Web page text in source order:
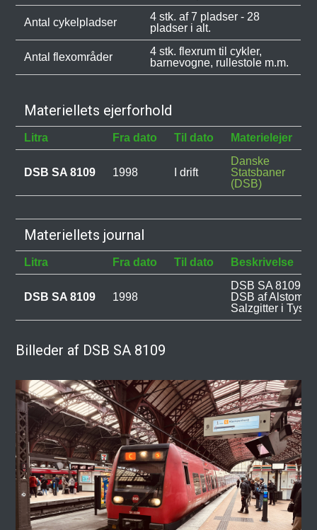
Antal cykelpladser
4 stk. af 7 pladser - 28
pladser i alt.
Antal flexområder
4 stk. flexrum til cykler,
barnevogne, rullestole m.m.
Materiellets ejerforhold
Litra Fra dato Til dato Materielejer
DSB SA 8109 1998 I drift
Danske
Statsbaner
(DSB)
Materiellets journal
Litra Fra dato Til dato Beskrivelse
DSB SA 8109 1998
DSB SA 8109
DSB af Alstom
Salzgitter i
Billeder af DSB SA 8109